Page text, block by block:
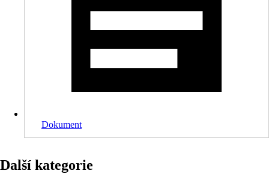
Dokument
Další kategorie